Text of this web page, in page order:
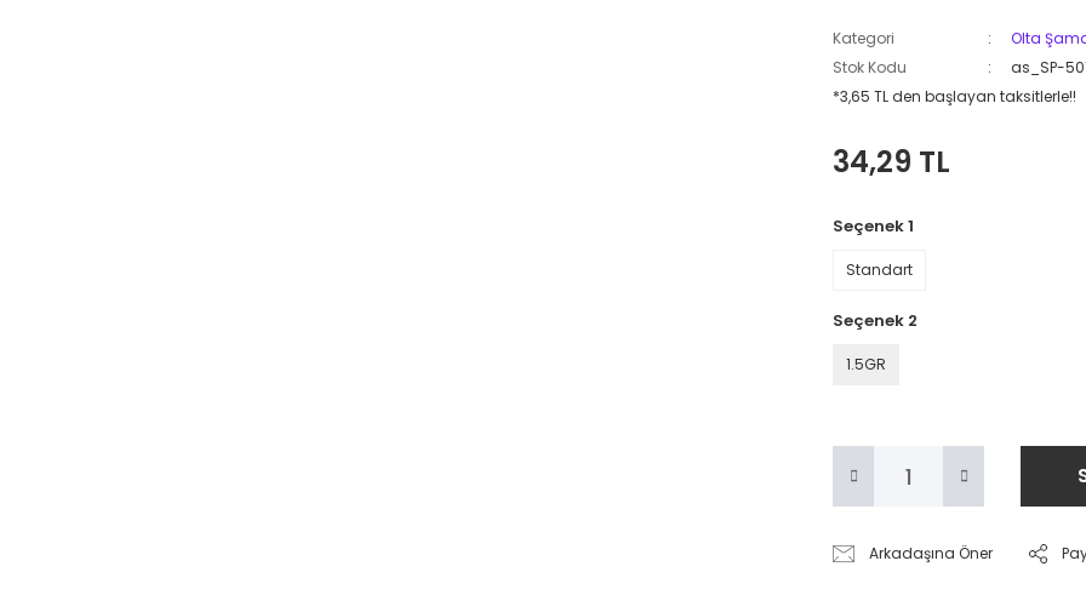
Kategori
Olta
Stok Kodu
as_SP-
*3,65 TL den başlayan taksitlerle!!
34,29 TL
Seçenek 1
Standart
Seçenek 2
1.5GR
Arkadaşına Öner